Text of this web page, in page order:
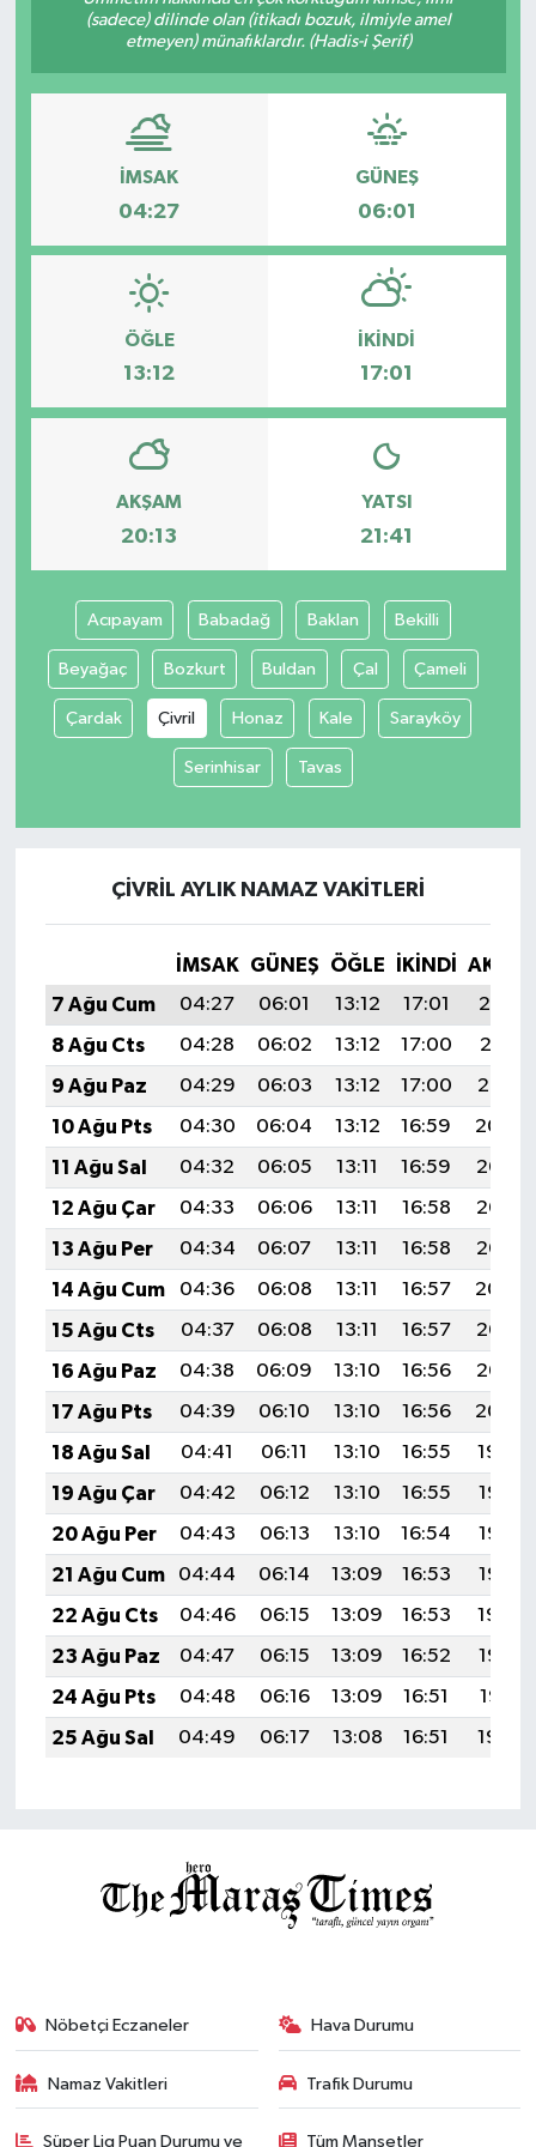
(sadece) dilinde olan (itikadı bozuk, ilmiyle amel
etmeyen) münafıklardır. (Hadis-i Şerif)
İMSAK
04:27
GÜNEŞ
06:01
ÖĞLE
13:12
İKINDI
17:01
AKŞAM
20:13
YATSI
21:41
Acıpayam Babadağ Baklan Bekilli
Beyağaç Bozkurt Buldan Çal Çameli
Çardak Çivril Honaz Kale Sarayköy
Serinhisar Tavas
ÇIVRIL AYLIK NAMAZ VAKITLERI
İMSAK GÜNEŞ ÖĞLE İKINDI
7 Ağu Cum
04:27 06:01 13:12 17:01
20:13
8 Ağu Cts
04:28 06:02 13:12 17:00
20:11
9 Ağu Paz
04:29 06:03 13:12 17:00
20:10
10 Ağu Pts
04:30 06:04 13:12 16:59
20:09
11 Ağu Sal
04:32 06:05 13:11 16:59
20:08
12 Ağu Çar
04:33 06:06 13:11 16:58
20:07
13 Ağu Per
04:34 06:07 13:11 16:58
20:05
14 Ağu Cum
04:36 06:08 13:11 16:57
20:04
15 Ağu Cts
04:37 06:08 13:11 16:57
20:03
16 Ağu Paz
04:38 06:09 13:10 16:56
20:02
17 Ağu Pts
04:39 06:10 13:10 16:56
20:00
18 Ağu Sal
04:41 06:11 13:10 16:55
19:59
19 Ağu Çar
04:42 06:12 13:10 16:55
19:58
20 Ağu Per
04:43 06:13 13:10 16:54
19:56
21 Ağu Cum
04:44 06:14 13:09 16:53
19:55
22 Ağu Cts
04:46 06:15 13:09 16:53
19:54
23 Ağu Paz
04:47 06:15 13:09 16:52
19:52
24 Ağu Pts
04:48 06:16 13:09 16:51
19:51
25 Ağu Sal
04:49 06:17 13:08 16:51 19:49
Nöbetçi Eczaneler Hava Durumu
Namaz Vakitleri Trafik Durumu
Süper Lig Puan Durumu ve Tüm Manşetler
KÜLTÜR&SANAT
SAĞLIK
SİYASET
SOSYAL YAŞAM
SPOR
ULUSAL HABERLER